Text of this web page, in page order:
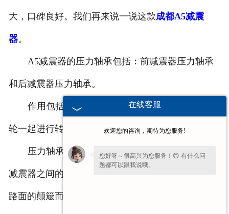
成都众泰减震器
成都重型车减震器
大，口碑良好。我们再来说一说这款成都A5减震
器。
A5减震器的压力轴承包括：前减震器压力轴承
和后减震器压力轴承。
作用包括：保持车辆转向时减震器能够随着车
轮一起进行转动，并且保持一定的转向灵活性。
压力轴承的外圈是橡胶制品，能够保持车身和
减震器之间的软性连接，并且防止汽车在行驶时因为
路面的颠簸而将振动通过减震器传到汽车的本身。
在线客服
欢迎您的咨询，期待为您服务!
您好呀～很高兴为您服务！😊 有什么问
题都可以跟我说哦。